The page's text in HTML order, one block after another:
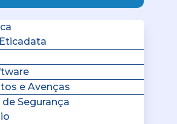
e Avenças
Segurança